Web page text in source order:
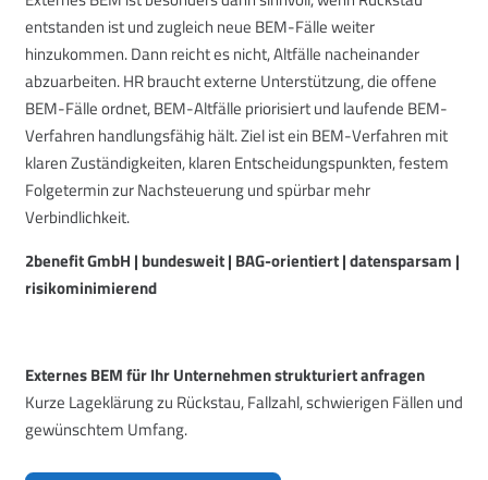
entstanden ist und zugleich neue BEM-Fälle weiter
hinzukommen. Dann reicht es nicht, Altfälle nacheinander
abzuarbeiten. HR braucht externe Unterstützung, die offene
BEM-Fälle ordnet, BEM-Altfälle priorisiert und laufende BEM-
Verfahren handlungsfähig hält. Ziel ist ein BEM-Verfahren mit
klaren Zuständigkeiten, klaren Entscheidungspunkten, festem
Folgetermin zur Nachsteuerung und spürbar mehr
Verbindlichkeit.
2benefit GmbH | bundesweit | BAG-orientiert | datensparsam |
risikominimierend
Externes BEM für Ihr Unternehmen strukturiert anfragen
Kurze Lageklärung zu Rückstau, Fallzahl, schwierigen Fällen und
gewünschtem Umfang.